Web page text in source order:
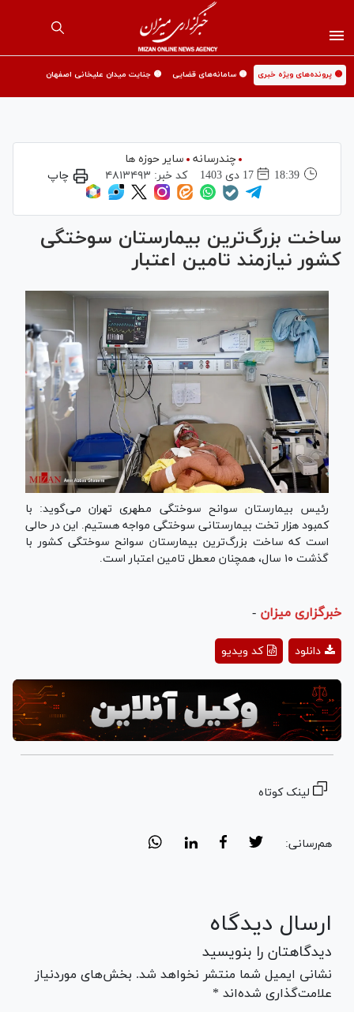
🟡 پرونده‌های ویژه خبری 🟡 سامانه‌های قضایی 🟡 جنایت میدان علیخانی اصفهان
چندرسانه
سایر حوزه ها
18:39
17 دی 1403 کد خبر: ۴۸۱۳۴۹۳ چاپ
ساخت بزرگ‌ترین بیمارستان سوختگی
کشور نیازمند تامین اعتبار
رئیس بیمارستان سوانح سوختگی مطهری تهران می‌گوید: با
کمبود هزار تخت بیمارستانی سوختگی مواجه هستیم. این در حالی
است که ساخت بزرگ‌ترین بیمارستان سوانح سوختگی کشور با
گذشت ۱۰ سال، همچنان معطل تامین اعتبار است.
خبرگزاری میزان -
Play
Video
کد ویدیو دانلود
لینک کوتاه
هم‌رسانی:
ارسال دیدگاه
دیدگاهتان را بنویسید
نشانی ایمیل شما منتشر نخواهد شد. بخش‌های موردنیاز
علامت‌گذاری شده‌اند *